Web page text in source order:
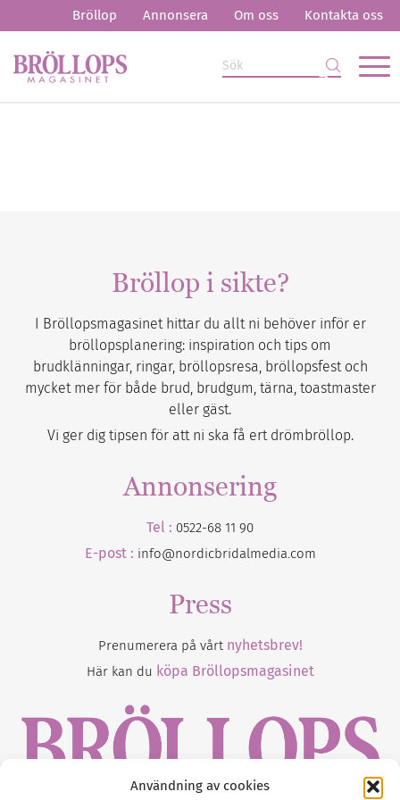
Användning av cookies
Bröllop Annonsera Om oss Kontakta oss
Bröllop i sikte?
I Bröllopsmagasinet hittar du allt ni behöver inför er
bröllopsplanering: inspiration och tips om
brudklänningar, ringar, bröllopsresa, bröllopsfest och
mycket mer för både brud, brudgum, tärna, toastmaster
eller gäst.
Vi ger dig tipsen för att ni ska få ert drömbröllop.
Annonsering
Tel : 0522-68 11 90
E-post : info@nordicbridalmedia.com
Press
Prenumerera på vårt nyhetsbrev!
Här kan du köpa Bröllopsmagasinet